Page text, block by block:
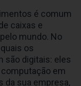
é comum
caixas e
mundo. No
os
são digitais: eles
em
da sua empresa,